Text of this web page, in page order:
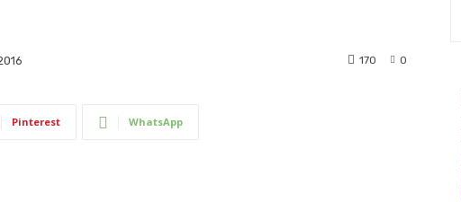
0
170
Pinterest WhatsApp